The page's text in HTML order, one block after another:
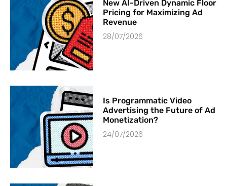
New AI-Driven Dynamic Floor
Pricing for Maximizing Ad
Revenue
28/07/2026
Is Programmatic Video
Advertising the Future of Ad
Monetization?
24/07/2026